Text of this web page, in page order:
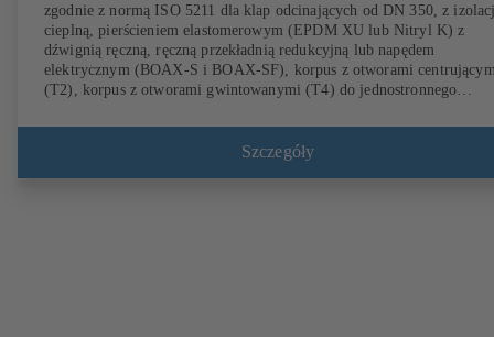
zgodnie z normą ISO 5211 dla klap odcinających od DN 350, z
cieplną, pierścieniem elastomerowym (EPDM XU lub Nitryl K) z
dźwignią ręczną, ręczną przekładnią redukcyjną lub napędem
elektrycznym (BOAX-S i BOAX-SF), korpus z otworami
(T2), korpus z otworami gwintowanymi (T4) do jednostronnego
nierdzewnej 1.4308, przyłącza zgodne z EN.
Szczegóły